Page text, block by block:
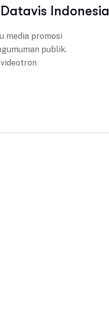
Indonesia
media promosi
publik.